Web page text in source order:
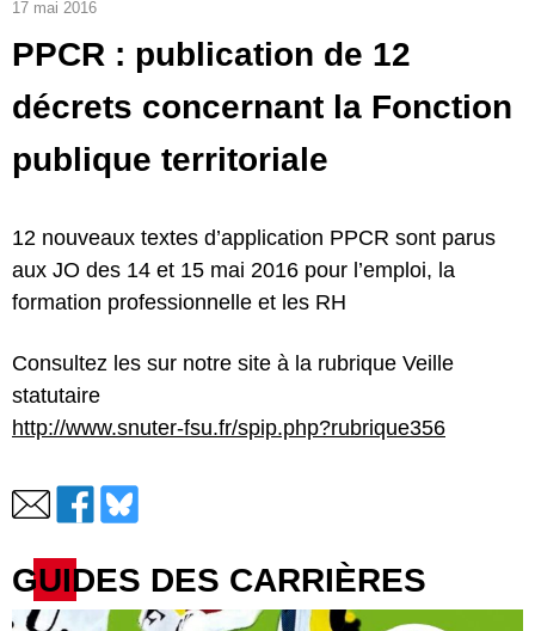
17 mai 2016
PPCR : publication de 12
décrets concernant la Fonction
publique territoriale
12 nouveaux textes d’application PPCR sont parus
aux JO des 14 et 15 mai 2016 pour l’emploi, la
formation professionnelle et les RH
Consultez les sur notre site à la rubrique Veille
statutaire
http://www.snuter-fsu.fr/spip.php?rubrique356
GUIDES DES CARRIÈRES